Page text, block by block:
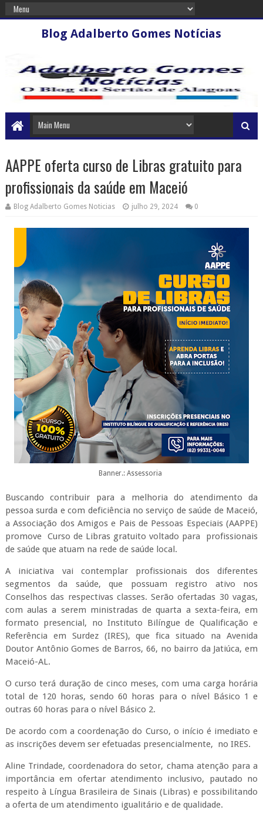
Blog Adalberto Gomes Notícias
AAPPE oferta curso de Libras gratuito para
profissionais da saúde em Maceió
Blog Adalberto Gomes Noticias julho 29, 2024 0
Banner.: Assessoria
Buscando contribuir para a melhoria do atendimento da
pessoa surda e com deficiência no serviço de saúde de Maceió,
a Associação dos Amigos e Pais de Pessoas Especiais (AAPPE)
promove Curso de Libras gratuito voltado para profissionais
de saúde que atuam na rede de saúde local.
A iniciativa vai contemplar profissionais dos diferentes
segmentos da saúde, que possuam registro ativo nos
Conselhos das respectivas classes. Serão ofertadas 30 vagas,
com aulas a serem ministradas de quarta a sexta-feira, em
formato presencial, no Instituto Bilíngue de Qualificação e
Referência em Surdez (IRES), que fica situado na Avenida
Doutor Antônio Gomes de Barros, 66, no bairro da Jatiúca, em
Maceió-AL.
O curso terá duração de cinco meses, com uma carga horária
total de 120 horas, sendo 60 horas para o nível Básico 1 e
outras 60 horas para o nível Básico 2.
De acordo com a coordenação do Curso, o início é imediato e
as inscrições devem ser efetuadas presencialmente, no IRES.
Aline Trindade, coordenadora do setor, chama atenção para a
importância em ofertar atendimento inclusivo, pautado no
respeito à Língua Brasileira de Sinais (Libras) e possibilitando
a oferta de um atendimento igualitário e de qualidade.